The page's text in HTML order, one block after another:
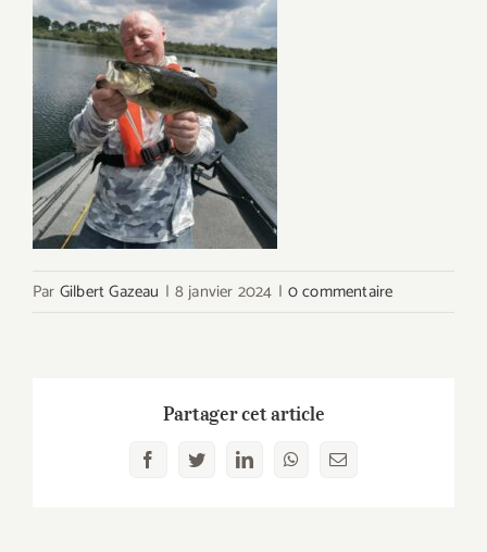
Par Gilbert Gazeau | 8 janvier 2024 | 0 commentaire
Partager cet article
FacebookTwitterLinkedInWhatsApp
Email